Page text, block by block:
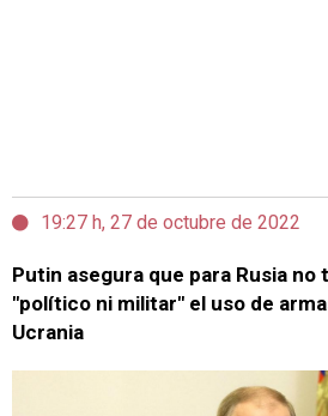
19:27 h, 27 de octubre de 2022
Putin asegura que para Rusia no
"político ni militar" el uso de
Ucrania